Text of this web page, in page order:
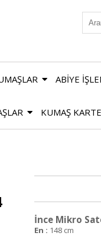
ABİYE
KUMAŞ
İnce Mikro
En : 148 cm